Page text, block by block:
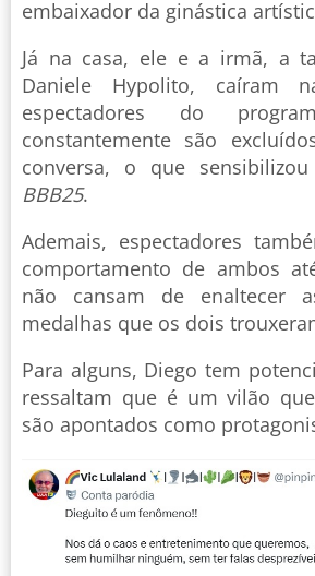
embaixador da ginástica
Já na casa, ele e a irmã, a
Daniele Hypolito, caíram
espectadores do
constantemente são
conversa, o que
BBB25.
Ademais, espectadores
comportamento de ambos
não cansam de enaltecer
medalhas que os dois
Para alguns, Diego tem
ressaltam que é um vilão
são apontados como